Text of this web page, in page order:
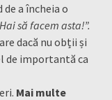
de a încheia o
să facem asta!”.
dacă nu obții și
de importantă ca
Mai multe